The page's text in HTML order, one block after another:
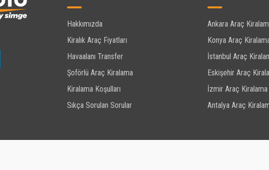
Hakkımızda
Kiralık Araç Fiyatları
Havaalanı Transfer
Şoförlü Araç Kiralama
Kiralama Koşulları
Sıkça Sorulan Sorular
Ankara Araç
Konya Araç
İstanbul Araç
Eskişehir Araç
İzmir Araç Kiralama
Antalya Araç